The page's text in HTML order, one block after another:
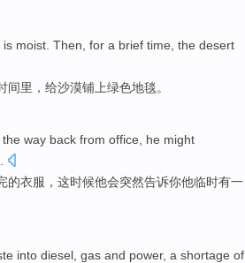
is moist Then , for a brief time , the desert
间里，给沙漠铺 上绿色地毯。
the way back from office, he might
的衣服，这时候他会突然告诉你他临时有一
into diesel gas and power, a shortage of